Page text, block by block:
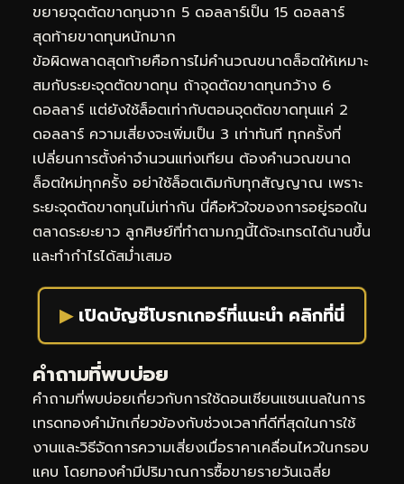
ขยายจุดตัดขาดทุนจาก 5 ดอลลาร์เป็น 15 ดอลลาร์
สุดท้ายขาดทุนหนักมาก
ข้อผิดพลาดสุดท้ายคือการไม่คำนวณขนาดล็อตให้เหมาะ
สมกับระยะจุดตัดขาดทุน ถ้าจุดตัดขาดทุนกว้าง 6
ดอลลาร์ แต่ยังใช้ล็อตเท่ากับตอนจุดตัดขาดทุนแค่ 2
ดอลลาร์ ความเสี่ยงจะเพิ่มเป็น 3 เท่าทันที ทุกครั้งที่
เปลี่ยนการตั้งค่าจำนวนแท่งเทียน ต้องคำนวณขนาด
ล็อตใหม่ทุกครั้ง อย่าใช้ล็อตเดิมกับทุกสัญญาณ เพราะ
ระยะจุดตัดขาดทุนไม่เท่ากัน นี่คือหัวใจของการอยู่รอดใน
ตลาดระยะยาว ลูกศิษย์ที่ทำตามกฎนี้ได้จะเทรดได้นานขึ้น
และทำกำไรได้สม่ำเสมอ
▶เปิดบัญชีโบรกเกอร์ที่แนะนำ คลิกที่นี่
คำถามที่พบบ่อย
คำถามที่พบบ่อยเกี่ยวกับการใช้ดอนเชียนแชนเนลในการ
เทรดทองคำมักเกี่ยวข้องกับช่วงเวลาที่ดีที่สุดในการใช้
งานและวิธีจัดการความเสี่ยงเมื่อราคาเคลื่อนไหวในกรอบ
แคบ โดยทองคำมีปริมาณการซื้อขายรายวันเฉลี่ย